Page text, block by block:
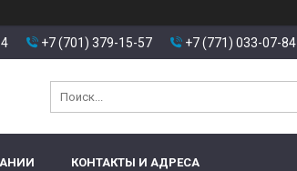
+7 (701) 379-15-57 +7 (771) 033-07-84
КОНТАКТЫ И АДРЕСА